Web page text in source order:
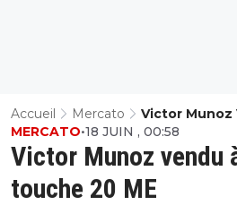
Accueil Mercato
Victor Munoz
Touche 20 ME
Victor Munoz vendu
touche 20 ME
MERCATO•18 JUIN , 00:58